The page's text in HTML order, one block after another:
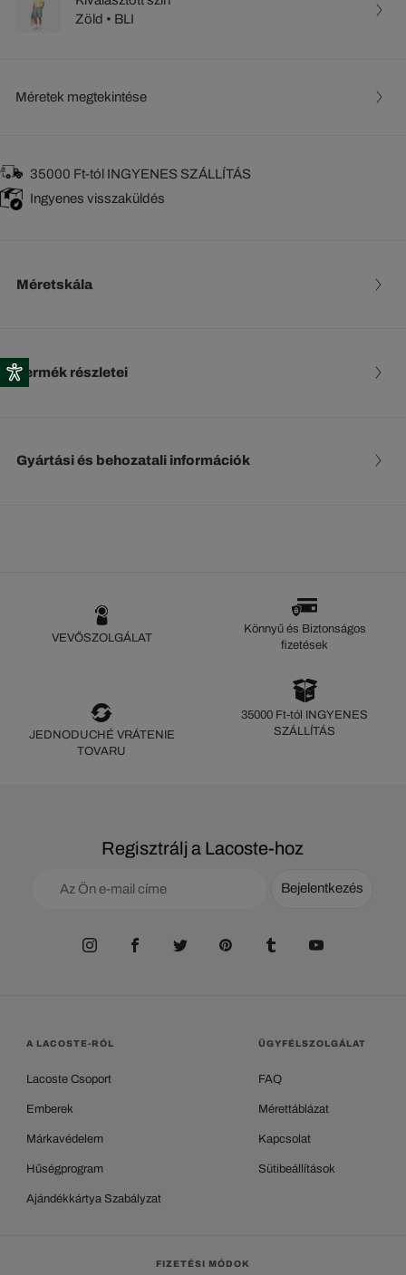
Zöld • BLI
Méretek megtekintése
35000 Ft-tól INGYENES SZÁLLÍTÁS
Ingyenes visszaküldés
Méretskála
Termék részletei
Gyártási és behozatali információk
VEVŐSZOLGÁLAT
Könnyű és Biztonságos
fizetések
JEDNODUCHÉ VRÁTENIE
TOVARU
35000 Ft-tól INGYENES
SZÁLLÍTÁS
Regisztrálj a Lacoste-hoz
Bejelentkezés
A LACOSTE-RÓL
Lacoste Csoport
Emberek
Márkavédelem
Hűségprogram
Ajándékkártya Szabályzat
ÜGYFÉLSZOLGÁLAT
FAQ
Mérettáblázat
Kapcsolat
Sütibeállítások
FIZETÉSI MÓDOK